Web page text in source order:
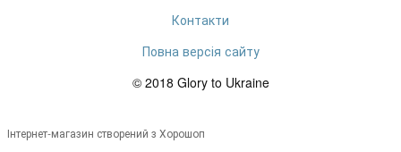
Контакти
Повна версія сайту
© 2018 Glory to Ukraine
Інтернет-магазин створений з Хорошоп